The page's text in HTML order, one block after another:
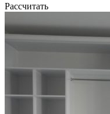
Рассчитать